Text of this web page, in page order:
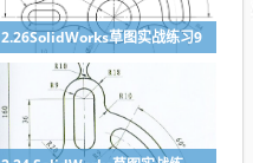
2.26SolidWorks草图实战练习9